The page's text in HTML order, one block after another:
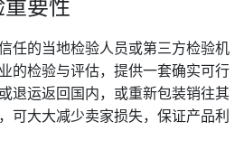
要性
任的当地检验人员或第三方检验机
的检验与评估，提供一套确实可行
退运返回国内，或重新包装销往其
可大大减少卖家损失，保证产品利